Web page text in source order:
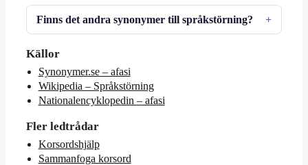
Finns det andra synonymer till språkstörning?
Källor
Synonymer.se – afasi
Wikipedia – Språkstörning
Nationalencyklopedin – afasi
Fler ledtrådar
Korsordshjälp
Sammanfoga korsord